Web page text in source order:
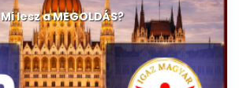
Mi lesz a MEGOLDÁS?